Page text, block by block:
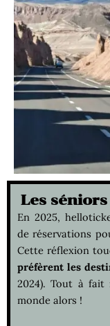
Les
En 2025,
de réservations
Cette réflexion
préfèrent les
2024). Tout à
monde alors !